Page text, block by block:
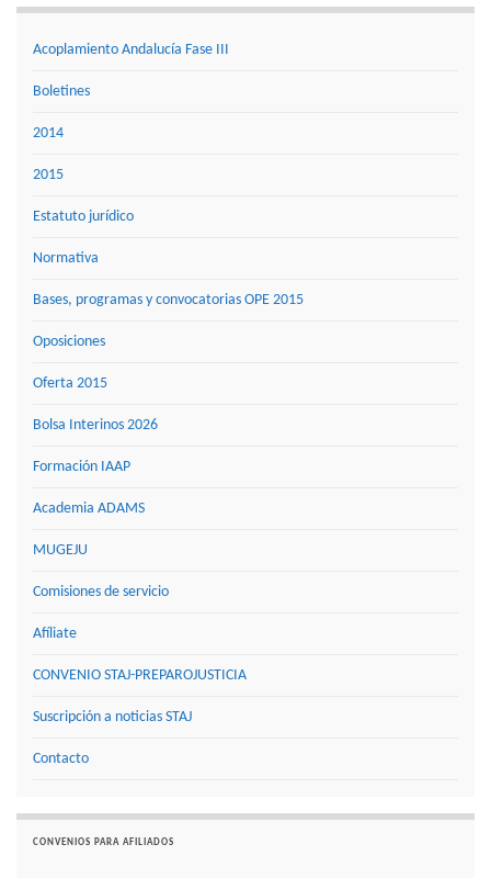
Acoplamiento Andalucía Fase III
Boletines
2014
2015
Estatuto jurídico
Normativa
Bases, programas y convocatorias OPE 2015
Oposiciones
Oferta 2015
Bolsa Interinos 2026
Formación IAAP
Academia ADAMS
MUGEJU
Comisiones de servicio
Afíliate
CONVENIO STAJ-PREPAROJUSTICIA
Suscripción a noticias STAJ
Contacto
CONVENIOS PARA AFILIADOS